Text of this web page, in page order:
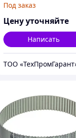
Под заказ
Цену уточняйте
Написать
ТОО